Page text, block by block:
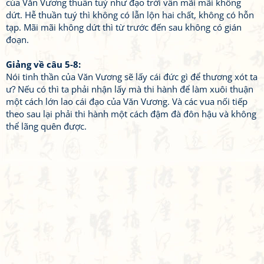
của Văn Vương thuần tuý như đạo trời vẫn mãi mãi không
dứt. Hễ thuần tuý thì không có lẫn lộn hai chất, không có hỗn
tạp. Mãi mãi không dứt thì từ trước đến sau không có gián
đoạn.
Giảng về câu 5-8:
Nói tinh thần của Văn Vương sẽ lấy cái đức gì để thương xót ta
ư? Nếu có thì ta phải nhận lấy mà thi hành để làm xuôi thuận
một cách lớn lao cái đạo của Văn Vương. Và các vua nối tiếp
theo sau lại phải thi hành một cách đậm đà đôn hậu và không
thể lãng quên được.